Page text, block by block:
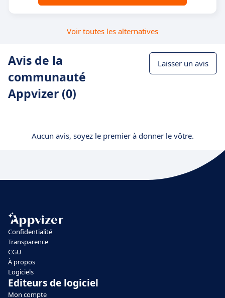
Voir toutes les alternatives
Avis de la
communauté
Appvizer (0)
Laisser un avis
Aucun avis, soyez le premier à donner le vôtre.
Confidentialité
Transparence
CGU
À propos
Logiciels
Editeurs de logiciel
Mon compte